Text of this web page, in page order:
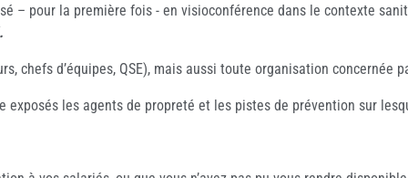
– pour la première fois - en visioconférence dans le contexte
chefs d’équipes, QSE), mais aussi toute organisation concernée
exposés les agents de propreté et les pistes de prévention sur